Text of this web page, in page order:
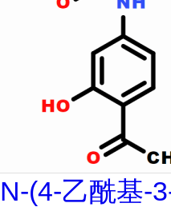
N-(4-乙酰基-